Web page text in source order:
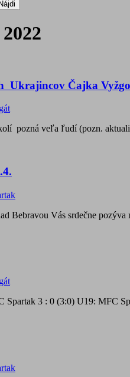
Ukrajincov Čajka
pozná veľa ľudí (pozn.
Bebravou Vás srdečne pozýva
Spartak 3 : 0 (3:0) U19: MFC